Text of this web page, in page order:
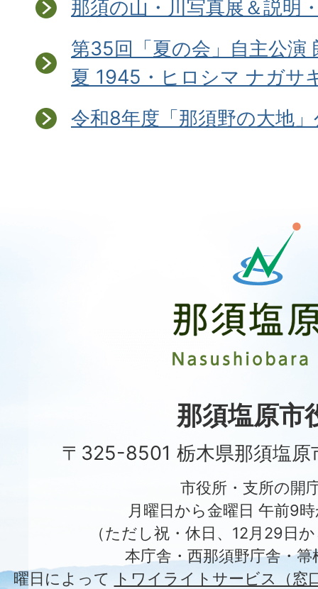
那須の山・川写真展＆説明
第35回「夏の会」自主公演
夏 1945・ヒロシマ ナガサ
令和8年度「那須野の大地
原
市
City
那須塩原市
〒325-8501 栃木県那須塩原
市役所・支所の開
月曜日から金曜日 午前9
（ただし祝・休日、12月29日
本庁舎・西那須野庁舎・
曜日によって
トワイライトサービス（窓